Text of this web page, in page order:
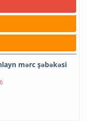
mərc şəbəkəsi